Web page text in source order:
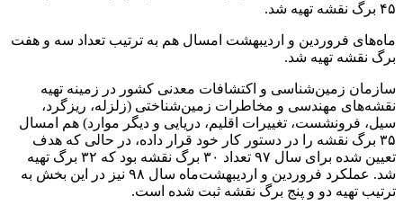
۴۵ برگ نقشه تهیه شد.
ماه‌های فروردین و اردیبهشت امسال هم به ترتیب تعداد سه و هفت
برگ نقشه تهیه شد.
سازمان زمین‌شناسی و اکتشافات معدنی کشور در زمینه تهیه
نقشه‌های مهندسی و مخاطرات زمین‌شناختی (زلزله، ریزگرد،
سیل، فرونشست، تغییرات اقلیم، دریایی و دیگر موارد) هم امسال
۳۵ برگ نقشه را در دستور کار خود قرار داده، در حالی که هدف
تعیین شده برای سال ۹۷ تعداد ۳۰ برگ نقشه بود که ۳۲ برگ تهیه
شد. عملکرد فروردین و اردیبهشت‌ماه سال ۹۸ نیز در این بخش به
ترتیب تهیه دو و پنج برگ نقشه ثبت شده است.